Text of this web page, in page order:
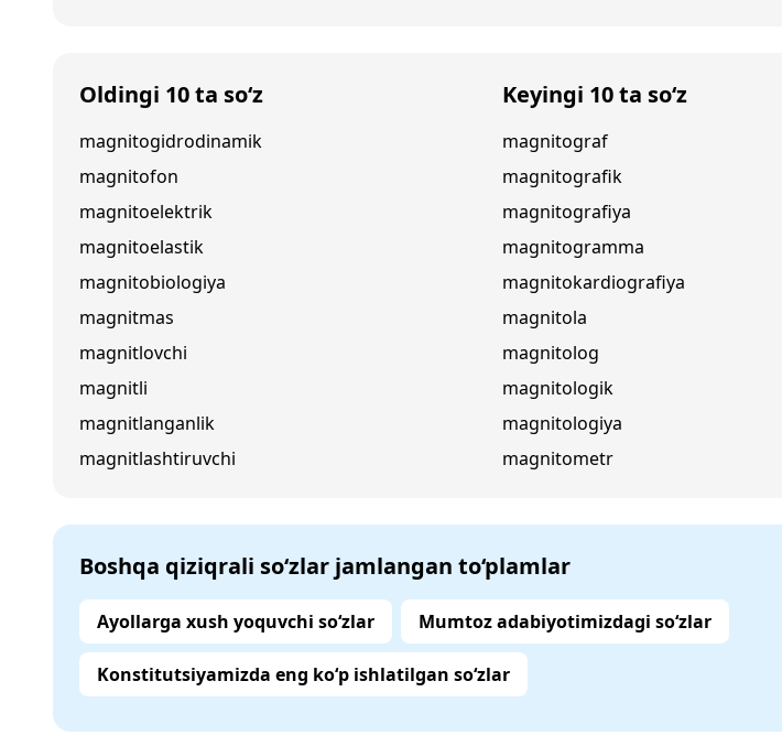
Oldingi 10 ta so‘z
magnitogidrodinamik
magnitofon
magnitoelektrik
magnitoelastik
magnitobiologiya
magnitmas
magnitlovchi
magnitli
magnitlanganlik
magnitlashtiruvchi
Keyingi 10 ta so‘z
magnitograf
magnitografik
magnitografiya
magnitogramma
magnitokardiografiya
magnitola
magnitolog
magnitologik
magnitologiya
magnitometr
Boshqa qiziqrali so‘zlar jamlangan to‘plamlar
Ayollarga xush yoquvchi so‘zlar Mumtoz adabiyotimizdagi so‘zlar
Konstitutsiyamizda eng ko‘p ishlatilgan so‘zlar